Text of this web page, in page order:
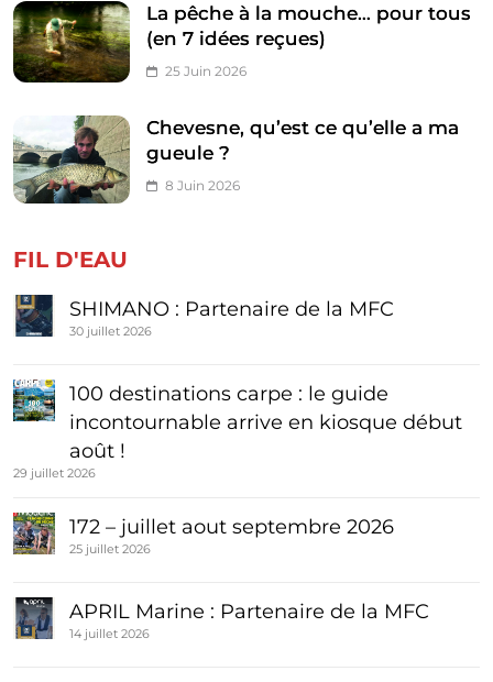
La pêche à la mouche… pour tous
(en 7 idées reçues)
25 Juin 2026
Chevesne, qu’est ce qu’elle a ma
gueule ?
8 Juin 2026
FIL D'EAU
SHIMANO : Partenaire de la MFC
30 juillet 2026
100 destinations carpe : le guide
incontournable arrive en kiosque début
août !
29 juillet 2026
172 – juillet aout septembre 2026
25 juillet 2026
APRIL Marine : Partenaire de la MFC
14 juillet 2026